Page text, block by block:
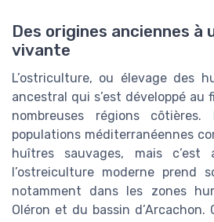
Des origines anciennes à
vivante
L’ostriculture, ou élevage des
ancestral qui s’est développé au
nombreuses régions côtières.
populations méditerranéennes
huîtres sauvages, mais c’est
l’ostreiculture moderne prend
notamment dans les zones
Oléron et du bassin